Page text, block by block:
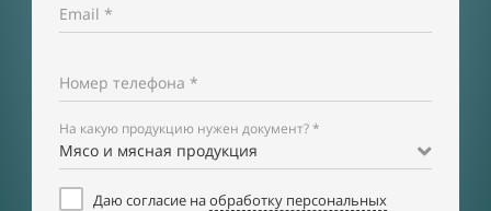
Email *
Номер телефона *
На какую продукцию нужен документ? *
Мясо и мясная продукция
Даю согласие наобработку персональных